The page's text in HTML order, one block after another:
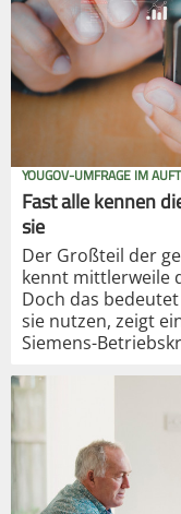
YOUGOV-UMFRAGE IM
Fast alle kennen
sie
Der Großteil der
kennt mittlerweile
Doch das
sie nutzen, zeigt
Siemens-